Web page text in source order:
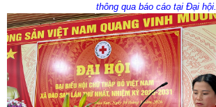
thông qua báo cáo tại Đại hội.